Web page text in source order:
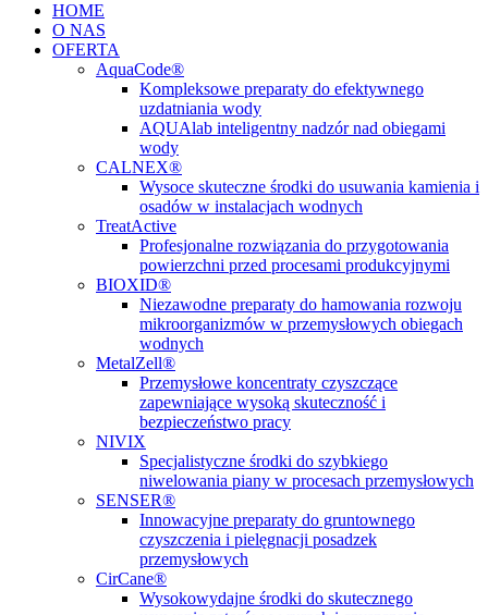
HOME
O NAS
OFERTA
AquaCode®
Kompleksowe preparaty do efektywnego
uzdatniania wody
AQUAlab inteligentny nadzór nad obiegami
wody
CALNEX®
Wysoce skuteczne środki do usuwania kamienia i
osadów w instalacjach wodnych
TreatActive
Profesjonalne rozwiązania do przygotowania
powierzchni przed procesami produkcyjnymi
BIOXID®
Niezawodne preparaty do hamowania rozwoju
mikroorganizmów w przemysłowych obiegach
wodnych
MetalZell®
Przemysłowe koncentraty czyszczące
zapewniające wysoką skuteczność i
bezpieczeństwo pracy
NIVIX
Specjalistyczne środki do szybkiego
niwelowania piany w procesach przemysłowych
SENSER®
Innowacyjne preparaty do gruntownego
czyszczenia i pielęgnacji posadzek
przemysłowych
CirCane®
Wysokowydajne środki do skutecznego